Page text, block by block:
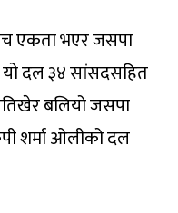
एकता भएर जसपा
दल ३४ सांसदसहित
बलियो जसपा
शर्मा ओलीको दल